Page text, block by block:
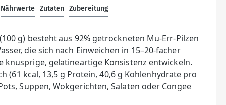
Nährwerte Zutaten Zubereitung
g) besteht aus 92% getrockneten Mu-Err-Pilzen
die sich nach Einweichen in 15–20-facher
knusprige, gelatineartige Konsistenz entwickeln.
(61 kcal, 13,5 g Protein, 40,6 g Kohlenhydrate pro
Suppen, Wokgerichten, Salaten oder Congee